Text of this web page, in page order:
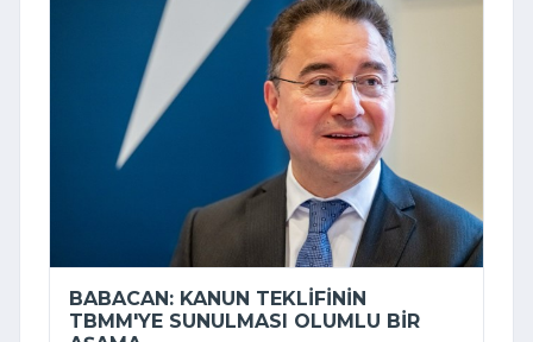
BABACAN: KANUN TEKLIFININ
TBMM'YE SUNULMASI OLUMLU BIR